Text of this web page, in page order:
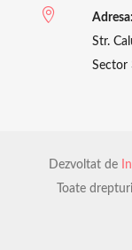

Adresa:
Str.
Sector
Dezvoltat de
Toate